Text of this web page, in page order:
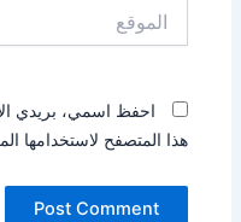
احفظ اسمي، بريدي
هذا المتصفح لاستخدامها